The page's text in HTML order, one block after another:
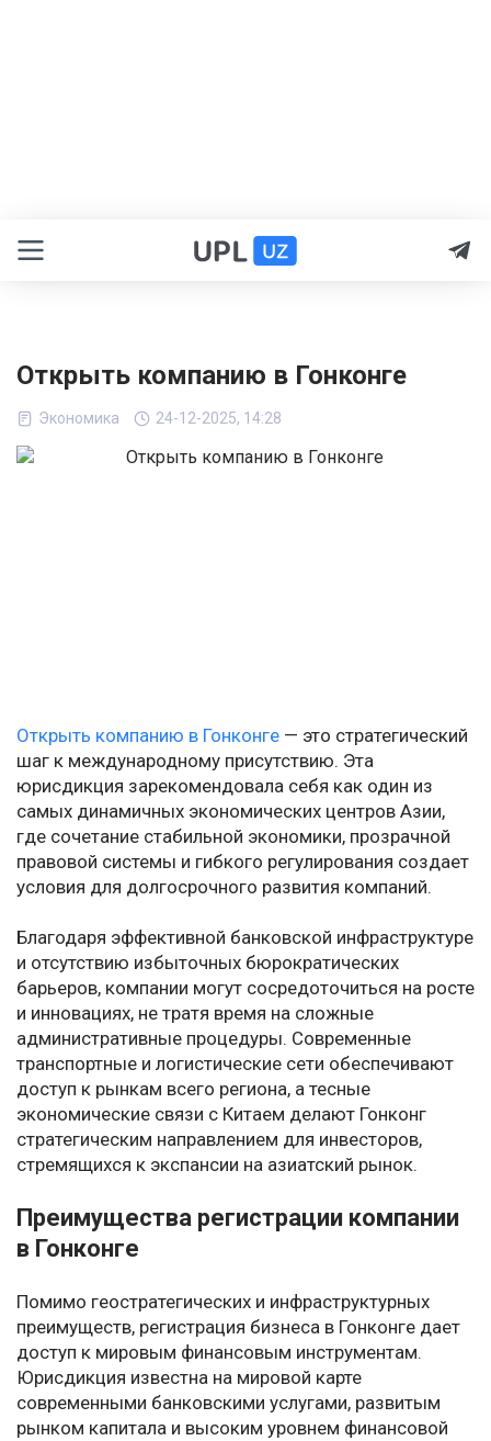
Открыть компанию в Гонконге
Экономика 24-12-2025, 14:28
Открыть компанию в Гонконге — это стратегический
шаг к международному присутствию. Эта
юрисдикция зарекомендовала себя как один из
самых динамичных экономических центров Азии,
где сочетание стабильной экономики, прозрачной
правовой системы и гибкого регулирования создает
условия для долгосрочного развития компаний.
Благодаря эффективной банковской инфраструктуре
и отсутствию избыточных бюрократических
барьеров, компании могут сосредоточиться на росте
и инновациях, не тратя время на сложные
административные процедуры. Современные
транспортные и логистические сети обеспечивают
доступ к рынкам всего региона, а тесные
экономические связи с Китаем делают Гонконг
стратегическим направлением для инвесторов,
стремящихся к экспансии на азиатский рынок.
Преимущества регистрации компании
в Гонконге
Помимо геостратегических и инфраструктурных
преимуществ, регистрация бизнеса в Гонконге дает
доступ к мировым финансовым инструментам.
Юрисдикция известна на мировой карте
современными банковскими услугами, развитым
рынком капитала и высоким уровнем финансовой